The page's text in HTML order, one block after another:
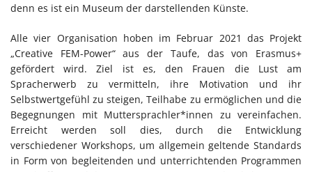
denn es ist ein Museum der darstellenden Künste.
Alle vier Organisation hoben im Februar 2021 das Projekt
„Creative FEM-Power“ aus der Taufe, das von Erasmus+
gefördert wird. Ziel ist es, den Frauen die Lust am
Spracherwerb zu vermitteln, ihre Motivation und ihr
Selbstwertgefühl zu steigen, Teilhabe zu ermöglichen und die
Begegnungen mit Muttersprachler*innen zu vereinfachen.
Erreicht werden soll dies, durch die Entwicklung
verschiedener Workshops, um allgemein geltende Standards
in Form von begleitenden und unterrichtenden Programmen